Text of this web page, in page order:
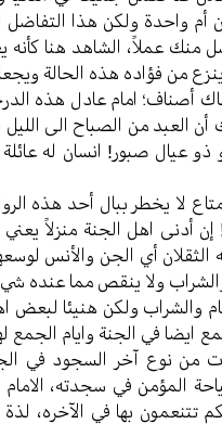
أم واحدة ولکن هذا
عملاً، الشاهد هنا کأنه
من فؤاده هذه الحالة
أصناف؛ امام عادل هذه
العبد من الصباح الی
ذو عیال صبور! انسان له
لا یخطر ببال أحد هذه
أدنی اهل الجنة منزلاً
الثقلان أي الجن والأنس
ولا ینقص مما عنده
والشراب ولکن هنیئا لبعض
ایضا في الجنة وایام الجمع
من نوع آخر السجود في
المؤمن في سجدته،
تتنعمون بها في الآخره،